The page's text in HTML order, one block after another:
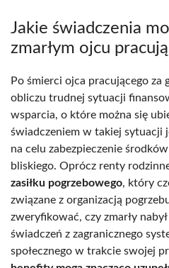
Jakie świadczenia
zmarłym ojcu
Po śmierci ojca pracującego za
obliczu trudnej sytuacji
wsparcia, o które można się
świadczeniem w takiej sytuacji
na celu zabezpieczenie
bliskiego. Oprócz renty
zasiłku pogrzebowego, który
związane z organizacją
zweryfikować, czy zmarły
świadczeń z zagranicznego
społecznego w trakcie swojej